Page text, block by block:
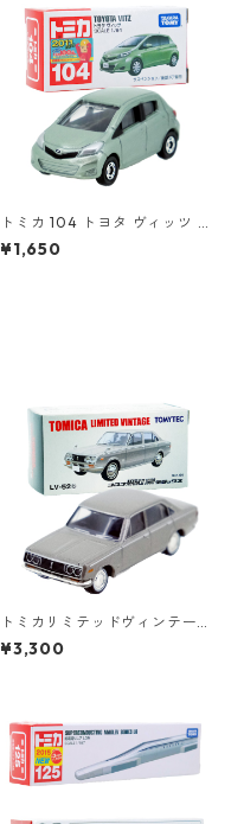
トミカ 104 トヨタ ヴィッツ #
10392507
¥1,650
トミカリミテッドヴィンテー
ジ LV-52b コロナ MARKⅡ 19
00 デラックス #10213451
¥3,300